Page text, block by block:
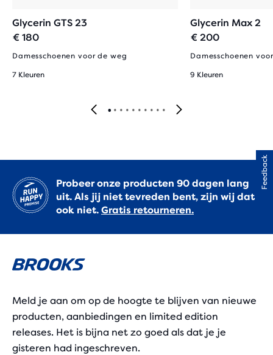
Glycerin GTS 23
€ 180
Damesschoenen voor de weg
7 Kleuren
Glycerin Max 2
€ 200
Damesschoenen
9 Kleuren
Probeer onze producten 90 dagen lang
uit. Als jij niet tevreden bent, zijn wij dat
ook niet. Gratis retourneren.
Meld je aan om op de hoogte te blijven van nieuwe
producten, aanbiedingen en limited edition
releases. Het is bijna net zo goed als dat je je
gisteren had ingeschreven.
Feedback